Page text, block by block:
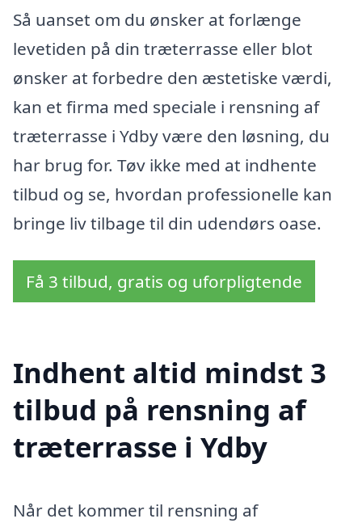
Så uanset om du ønsker at forlænge
levetiden på din træterrasse eller blot
ønsker at forbedre den æstetiske værdi,
kan et firma med speciale i rensning af
træterrasse i Ydby være den løsning, du
har brug for. Tøv ikke med at indhente
tilbud og se, hvordan professionelle kan
bringe liv tilbage til din udendørs oase.
Få 3 tilbud, gratis og uforpligtende
Indhent altid mindst 3
tilbud på rensning af
træterrasse i Ydby
Når det kommer til rensning af